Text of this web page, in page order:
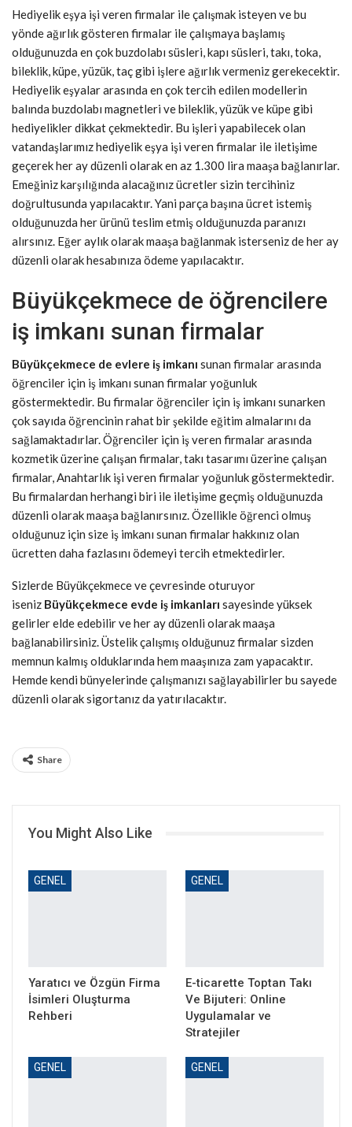
Hediyelik eşya işi veren firmalar ile çalışmak isteyen ve bu
yönde ağırlık gösteren firmalar ile çalışmaya başlamış
olduğunuzda en çok buzdolabı süsleri, kapı süsleri, takı, toka,
bileklik, küpe, yüzük, taç gibi işlere ağırlık vermeniz gerekecektir.
Hediyelik eşyalar arasında en çok tercih edilen modellerin
balında buzdolabı magnetleri ve bileklik, yüzük ve küpe gibi
hediyelikler dikkat çekmektedir. Bu işleri yapabilecek olan
vatandaşlarımız hediyelik eşya işi veren firmalar ile iletişime
geçerek her ay düzenli olarak en az 1.300 lira maaşa bağlanırlar.
Emeğiniz karşılığında alacağınız ücretler sizin tercihiniz
doğrultusunda yapılacaktır. Yani parça başına ücret istemiş
olduğunuzda her ürünü teslim etmiş olduğunuzda paranızı
alırsınız. Eğer aylık olarak maaşa bağlanmak isterseniz de her ay
düzenli olarak hesabınıza ödeme yapılacaktır.
Büyükçekmece de öğrencilere
iş imkanı sunan firmalar
Büyükçekmece de evlere iş imkanı sunan firmalar arasında
öğrenciler için iş imkanı sunan firmalar yoğunluk
göstermektedir. Bu firmalar öğrenciler için iş imkanı sunarken
çok sayıda öğrencinin rahat bir şekilde eğitim almalarını da
sağlamaktadırlar. Öğrenciler için iş veren firmalar arasında
kozmetik üzerine çalışan firmalar, takı tasarımı üzerine çalışan
firmalar, Anahtarlık işi veren firmalar yoğunluk göstermektedir.
Bu firmalardan herhangi biri ile iletişime geçmiş olduğunuzda
düzenli olarak maaşa bağlanırsınız. Özellikle öğrenci olmuş
olduğunuz için size iş imkanı sunan firmalar hakkınız olan
ücretten daha fazlasını ödemeyi tercih etmektedirler.
Sizlerde Büyükçekmece ve çevresinde oturuyor
iseniz Büyükçekmece evde iş imkanları sayesinde yüksek
gelirler elde edebilir ve her ay düzenli olarak maaşa
bağlanabilirsiniz. Üstelik çalışmış olduğunuz firmalar sizden
memnun kalmış olduklarında hem maaşınıza zam yapacaktır.
Hemde kendi bünyelerinde çalışmanızı sağlayabilirler bu sayede
düzenli olarak sigortanız da yatırılacaktır.
Share
You Might Also Like
GENEL
Yaratıcı ve Özgün Firma
İsimleri Oluşturma
Rehberi
GENEL
E-ticarette Toptan Takı
Ve Bijuteri: Online
Uygulamalar ve
Stratejiler
GENEL GENEL